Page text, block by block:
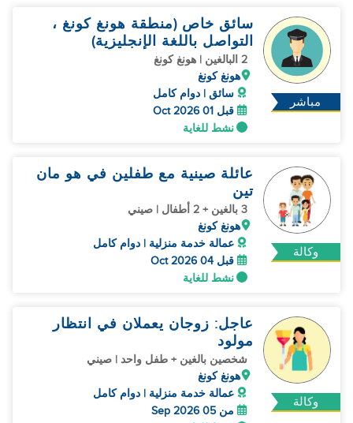
مباشر
سائق خاص (منطقة هونغ كونغ ،
التواصل باللغة الإنجليزية)
2 البالغين | هونغ كونغ
هونغ كونغ
سائق | دوام كامل
قبل 01 Oct 2026
نشط للغاية
وكالة
عائلة صينية مع طفلين في هو مان
تين
3 بالغين + 2 أطفال | صيني
هونغ كونغ
عمالة خدمة منزلية | دوام كامل
قبل 04 Oct 2026
نشط للغاية
وكالة
عاجل: زوجان يعملان في انتظار
مولود
شخصين بالغين + طفل واحد | صيني
هونغ كونغ
عمالة خدمة منزلية | دوام كامل
من 05 Sep 2026